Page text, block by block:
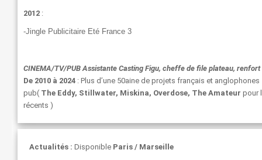
2012 :
-Jingle Publicitaire Eté France 3
CINEMA/TV/PUB Assistante Casting Figu, cheffe de file plateau, renfort
De 2010 à 2024 : Plus d’une 50aine de projets français et anglophones
pub( The Eddy, Stillwater, Miskina, Overdose, The Amateur pour
récents )
Actualités : Disponible Paris / Marseille